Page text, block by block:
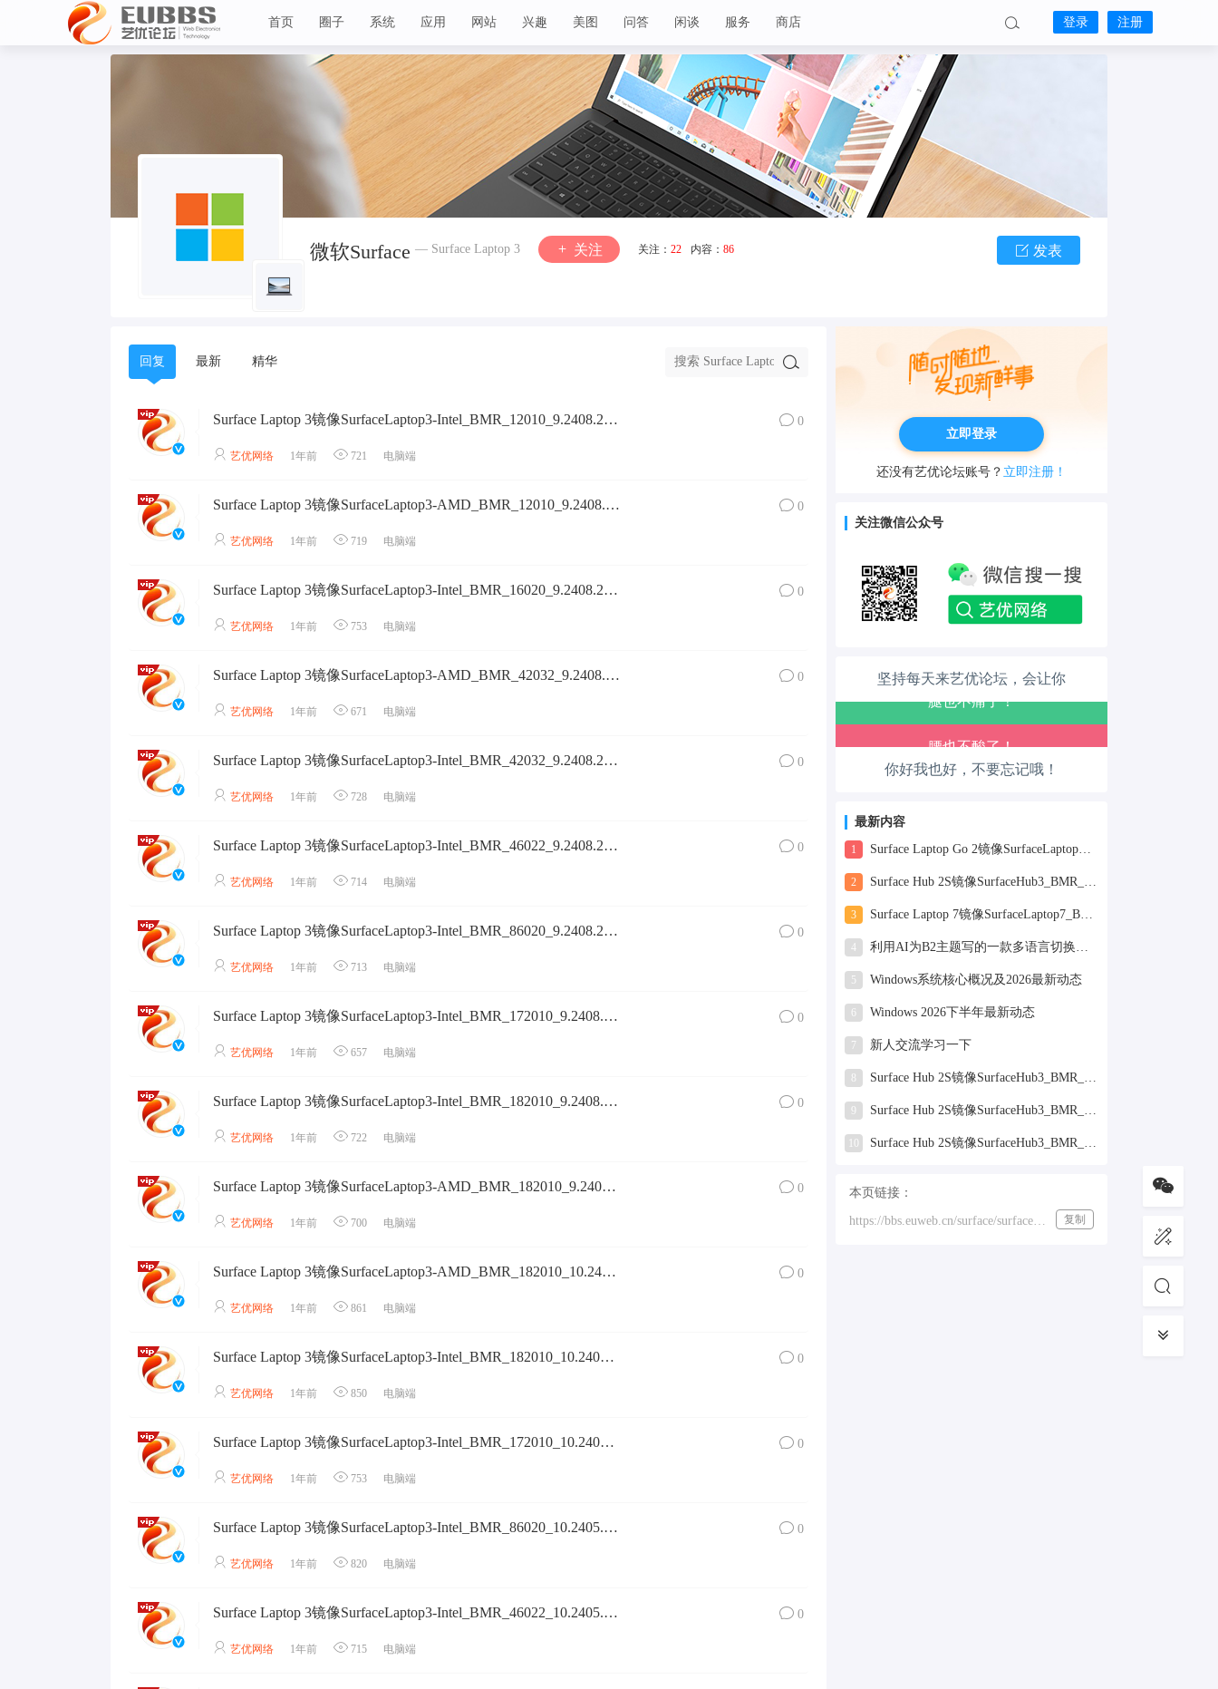
首页 圈子 系统 应用 网站 兴趣 美图 问答 闲谈 服务 商店 登录 注册
微软Surface — Surface Laptop 3 关注 关注： 22 内容： 86 发表
立即登录
还没有艺优论坛账号？ 立即注册！
关注微信公众号
坚持每天来艺优论坛，会让你
生活也美好了！
走路也有劲了！
腿也不痛了！
腰也不酸了！
你好我也好，不要忘记哦！
最新内容
1 Surface Laptop Go 2镜像SurfaceLaptopGo2_BMR_42032_2026.507.11898505.zip网盘下载
2 Surface Hub 2S镜像SurfaceHub3_BMR_155000_2026.420.11870147.zip网盘下载
3 Surface Laptop 7镜像SurfaceLaptop7_BMR_12010_2025.1009.12069254.zip网盘下载
4 利用AI为B2主题写的一款多语言切换插件
5 Windows系统核心概况及2026最新动态
6 Windows 2026下半年最新动态
7 新人交流学习一下
8 Surface Hub 2S镜像SurfaceHub3_BMR_155000_2025.819.11244626.zip网盘下载
9 Surface Hub 2S镜像SurfaceHub3_BMR_155000_2025.319.9959381.zip网盘下载
10 Surface Hub 2S镜像SurfaceHub3_BMR_155000_2024.731.9330938.zip网盘下载
本页链接：
复制
回复 最新 精华
Surface Laptop 3镜像SurfaceLaptop3-Intel_BMR_12010_9.2408.2_aoc1_home_consumer.zip网盘下载 0
艺优网络 1年前 721 电脑端
Surface Laptop 3镜像SurfaceLaptop3-AMD_BMR_12010_9.2408.2_aoc1_home_o365homeprem.zip网盘下载 0
艺优网络 1年前 719 电脑端
Surface Laptop 3镜像SurfaceLaptop3-Intel_BMR_16020_9.2408.2_aoc1_pro_commercial.zip网盘下载 0
艺优网络 1年前 753 电脑端
Surface Laptop 3镜像SurfaceLaptop3-AMD_BMR_42032_9.2408.2_china_home_hns2019.zip网盘下载 0
艺优网络 1年前 671 电脑端
Surface Laptop 3镜像SurfaceLaptop3-Intel_BMR_42032_9.2408.2_china_home_consumer_wifi.zip网盘下载 0
艺优网络 1年前 728 电脑端
Surface Laptop 3镜像SurfaceLaptop3-Intel_BMR_46022_9.2408.2_china_pro_commercial_wifi.zip网盘下载 0
艺优网络 1年前 714 电脑端
Surface Laptop 3镜像SurfaceLaptop3-Intel_BMR_86020_9.2408.2_japan_pro_commercial.zip网盘下载 0
艺优网络 1年前 713 电脑端
Surface Laptop 3镜像SurfaceLaptop3-Intel_BMR_172010_9.2408.2_eoc1_home_consumer.zip网盘下载 0
艺优网络 1年前 657 电脑端
Surface Laptop 3镜像SurfaceLaptop3-Intel_BMR_182010_9.2408.2_apac1_home_consumer.zip网盘下载 0
艺优网络 1年前 722 电脑端
Surface Laptop 3镜像SurfaceLaptop3-AMD_BMR_182010_9.2408.2_apac1_home_o365homeprem.zip网盘下载 0
艺优网络 1年前 700 电脑端
Surface Laptop 3镜像SurfaceLaptop3-AMD_BMR_182010_10.2405.1_apac1_home_o365homeprem.zip网盘下载 0
艺优网络 1年前 861 电脑端
Surface Laptop 3镜像SurfaceLaptop3-Intel_BMR_182010_10.2405.1_apac1_home_consumer.zip网盘下载 0
艺优网络 1年前 850 电脑端
Surface Laptop 3镜像SurfaceLaptop3-Intel_BMR_172010_10.2405.1_eoc1_home_consumer.zip网盘下载 0
艺优网络 1年前 753 电脑端
Surface Laptop 3镜像SurfaceLaptop3-Intel_BMR_86020_10.2405.1_japan_pro_commercial.zip网盘下载 0
艺优网络 1年前 820 电脑端
Surface Laptop 3镜像SurfaceLaptop3-Intel_BMR_46022_10.2405.1_china_pro_commercial_wifi.zip网盘下载 0
艺优网络 1年前 715 电脑端